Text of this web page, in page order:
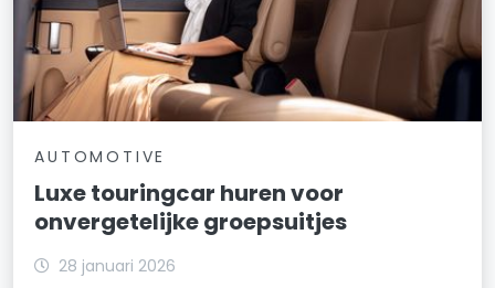
AUTOMOTIVE
Luxe touringcar huren voor
onvergetelijke groepsuitjes
28 januari 2026